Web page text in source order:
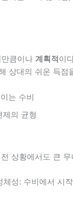
큼이나 계획적이
상대의 쉬운 득점
는 수비
제의 균형
상황에서도 큰
성: 수비에서 시